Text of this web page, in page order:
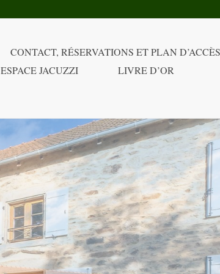
CONTACT, RÉSERVATIONS ET PLAN D’ACCÈS
ESPACE JACUZZI LIVRE D’OR